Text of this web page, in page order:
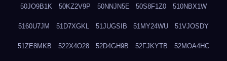
50JO9B1K 50KZ2V9P 50NNJN5E 50S8F1Z0 510NBX1W
5160U7JM 51D7XGKL 51JUGSIB 51MY24WU 51VJOSDY
51ZE8MKB 522X4O28 52D4GH9B 52FJKYTB 52MOA4HC